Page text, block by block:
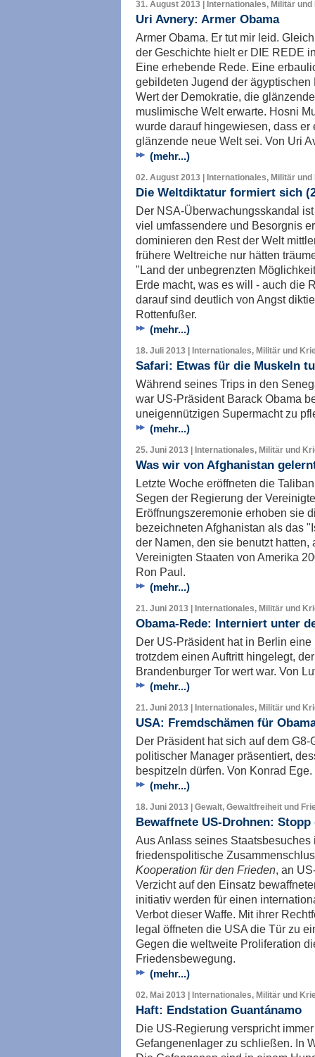
31. August 2013 | Internationales, Militär und
Uri Avnery: Armer Obama
Armer Obama. Er tut mir leid.
der Geschichte hielt er DIE REDE
Eine erhebende Rede. Eine
gebildeten Jugend der
Wert der Demokratie, die
muslimische Welt erwarte. Hosni
wurde darauf hingewiesen, dass
glänzende neue Welt sei. Von Uri
(mehr...)
02. August 2013 | Internationales, Militär und
Die Weltdiktatur formiert sich
Der NSA-Überwachungsskandal
viel umfassendere und Besorgnis
dominieren den Rest der Welt
frühere Weltreiche nur hätten
"Land der unbegrenzten
Erde macht, was es will - auch die
darauf sind deutlich von Angst
Rottenfußer.
(mehr...)
18. Juli 2013 | Internationales, Militär und
Safari: Etwas für die Muskeln
Während seines Trips in den
war US-Präsident Barack Obama
uneigennützigen Supermacht zu
(mehr...)
25. Juni 2013 | Internationales, Militär und
Was wir von Afghanistan
Letzte Woche eröffneten die
Segen der Regierung der
Eröffnungszeremonie erhoben sie
bezeichneten Afghanistan als das
der Namen, den sie benutzt
Vereinigten Staaten von Amerika
Ron Paul.
(mehr...)
21. Juni 2013 | Internationales, Militär und
Obama-Rede: Interniert unter
Der US-Präsident hat in Berlin
trotzdem einen Auftritt hingelegt,
Brandenburger Tor wert war. Von
(mehr...)
21. Juni 2013 | Internationales, Militär und
USA: Fremdschämen für
Der Präsident hat sich auf dem
politischer Manager präsentiert,
bespitzeln dürfen. Von Konrad Ege.
(mehr...)
18. Juni 2013 | Gewalt, Gewaltfreiheit und
Bewaffnete US-Drohnen:
Aus Anlass seines Staatsbesuches
friedenspolitische
Kooperation für den Frieden, an
Verzicht auf den Einsatz
initiativ werden für einen
Verbot dieser Waffe. Mit ihrer
legal öffneten die USA die Tür zu
Gegen die weltweite Proliferation
Friedensbewegung.
(mehr...)
02. Mai 2013 | Internationales, Militär und
Haft: Endstation Guantánamo
Die US-Regierung verspricht
Gefangenenlager zu schließen. In